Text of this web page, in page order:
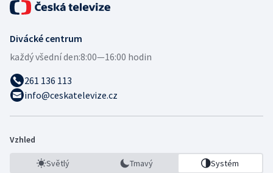
Divácké centrum
každý všední den:8:00—16:00 hodin
261 136 113
info@ceskatelevize.cz
Vzhled
Světlý Tmavý Systém